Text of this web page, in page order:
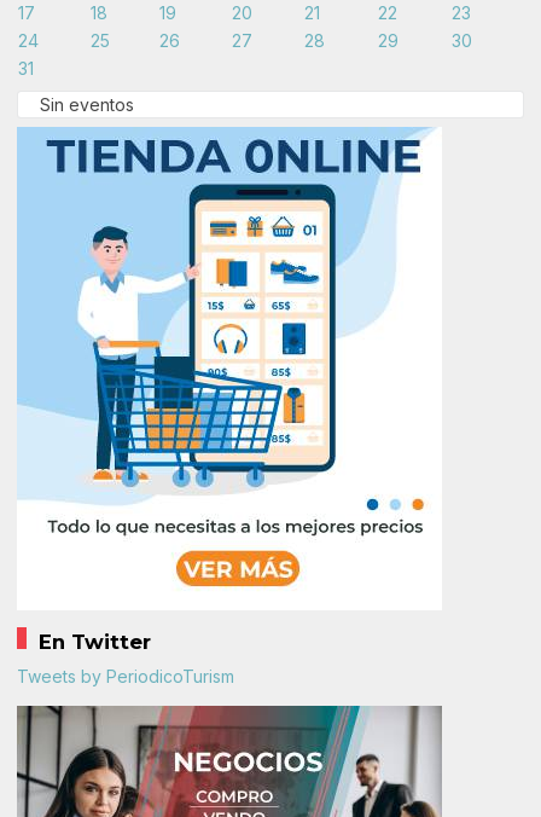
17
18 19 20 21 22
23
24
25 26 27 28 29
30
31
Sin eventos
En Twitter
Tweets by PeriodicoTurism